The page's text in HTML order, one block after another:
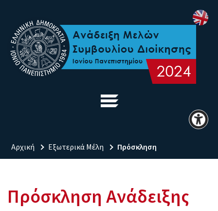
Αρχική Εξωτερικά Μέλη Πρόσκληση
Πρόσκληση Ανάδειξης